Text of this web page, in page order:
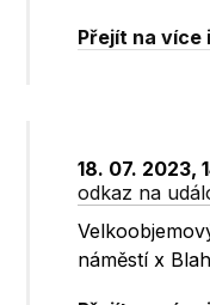
Přejít na více
18. 07. 2023,
odkaz na
náměstí x